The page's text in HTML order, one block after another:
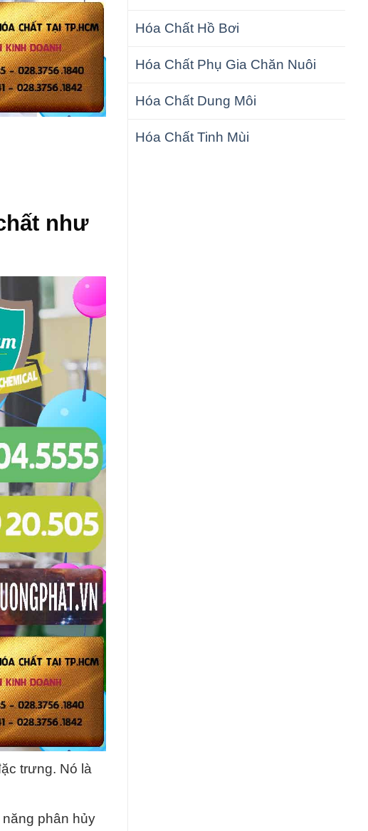
Hóa Chất Hồ Bơi
Hóa Chất Phụ Gia Chăn Nuôi
Hóa Chất Dung Môi
Hóa Chất Tinh Mùi
như
trưng. Nó là
phân hủy